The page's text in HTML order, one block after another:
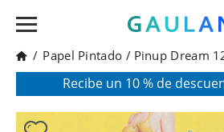
/ Papel Pintado / Pinup Dream
Pon en tu cesta el código:
Recibe un 10 % de
* Válido para pedidos